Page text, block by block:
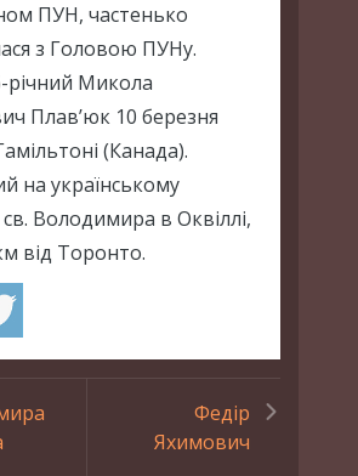
ПУН, частенько
з Головою ПУНу.
Микола
Плав’юк 10 березня
(Канада).
на українському
Володимира в Оквіллі,
від Торонто.
Федір
Яхимович